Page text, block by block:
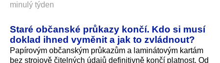
minulý týden
Staré občanské průkazy končí. Kdo si musí
doklad ihned vyměnit a jak to zvládnout?
Papírovým občanským průkazům a laminátovým kartám
bez strojově čitelných údajů definitivně končí platnost. Od